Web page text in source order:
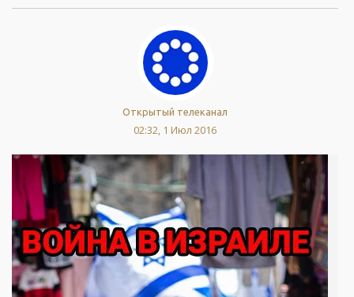
Открытый телеканал
02:32, 1 Июл 2016